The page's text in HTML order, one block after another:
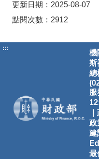
更新日期：2025-08-07
點閱次數：2912
:::
機
斯
總
政
建
最